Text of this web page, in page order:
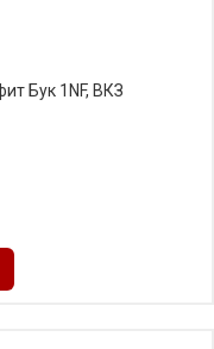
Бук 1NF, ВКЗ